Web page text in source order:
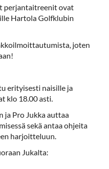
perjantaitreenit ovat
Hartola Golfklubin
joten
erityisesti naisille ja
klo 18.00 asti.
ja Pro Jukka auttaa
sekä antaa ohjeita
harjoitteluun.
Jukalta: